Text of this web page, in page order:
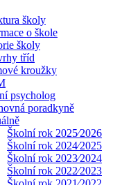
školy
o škole
školy
tříd
kroužky
psycholog
poradkyně
Školní rok 2025⁄2026
Školní rok 2024⁄2025
Školní rok 2023⁄2024
Školní rok 2022⁄2023